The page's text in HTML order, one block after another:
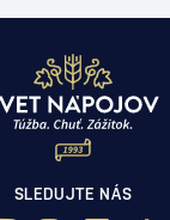
SLEDUJTE NÁS